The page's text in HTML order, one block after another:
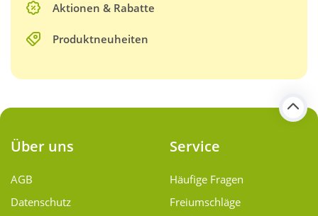
Aktionen & Rabatte
Produktneuheiten
Über uns
AGB
Datenschutz
Service
Häufige Fragen
Freiumschläge